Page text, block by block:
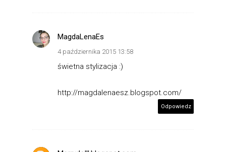
MagdaLenaEs
4 października 2015 13:58
świetna stylizacja :)
http://magdalenaesz.blogspot.com/
Odpowiedz